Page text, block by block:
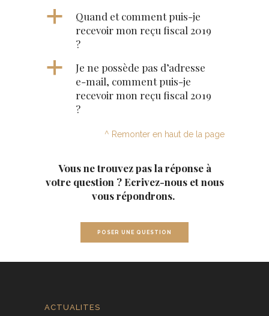
a
Quand et comment puis-je
recevoir mon reçu fiscal 2019
?
a
Je ne possède pas d’adresse
e-mail, comment puis-je
recevoir mon reçu fiscal 2019
?
^ Remonter en haut de la page
Vous ne trouvez pas la réponse à
votre question ? Ecrivez-nous et nous
vous répondrons.
POSER UNE QUESTION
ACTUALITES